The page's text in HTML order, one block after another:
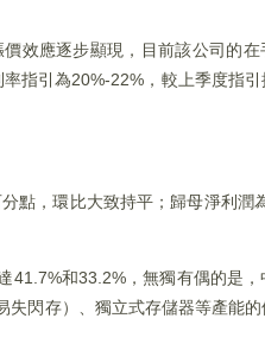
效應逐步顯現，目前該公司的在
指引為20%-22%，較上季度指引
點，環比大致持平；歸母淨利潤
41.7%和33.2%，無獨有偶的是，
閃存）、獨立式存儲器等產能的